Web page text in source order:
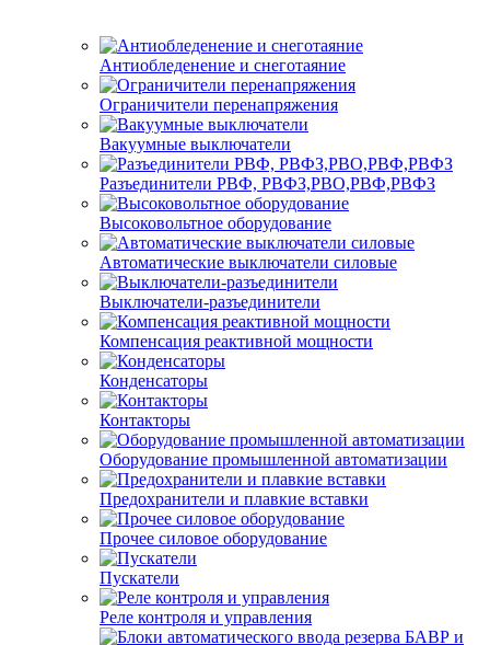
Антиобледенение и снеготаяние
Ограничители перенапряжения
Вакуумные выключатели
Разъединители РВФ, РВФЗ,РВО,РВФ,РВФЗ
Высоковольтное оборудование
Автоматические выключатели cиловые
Выключатели-разъединители
Компенсация реактивной мощности
Конденсаторы
Контакторы
Оборудование промышленной автоматизации
Предохранители и плавкие вставки
Прочее силовое оборудование
Пускатели
Реле контроля и управления